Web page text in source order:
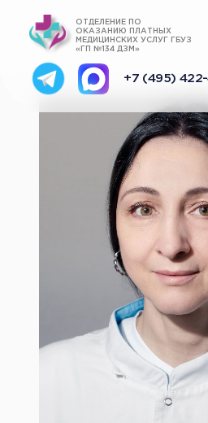
+7 (495) 422-47-00
ОТДЕЛЕНИЕ ПО
ОКАЗАНИЮ ПЛАТНЫХ
МЕДИЦИНСКИХ УСЛУГ ГБУЗ
«ГП №134 ДЗМ»